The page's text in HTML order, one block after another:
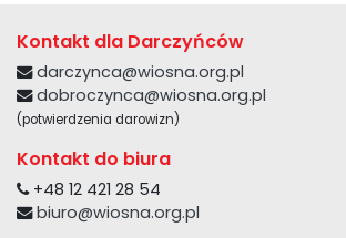
Kontakt dla Darczyńców
darczynca@wiosna.org.pl
dobroczynca@wiosna.org.pl
(potwierdzenia darowizn)
Kontakt do biura
+48 12 421 28 54
biuro@wiosna.org.pl